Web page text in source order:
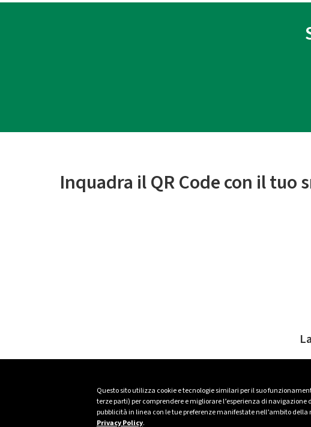
Questo sito utilizza cookie e tecnologie similari per il suo
terze parti) per comprendere e migliorare l’esperienza di
pubblicità in linea con le tue preferenze manifestate nell’ambito
Privacy Policy.
Inquadra il QR Code con il